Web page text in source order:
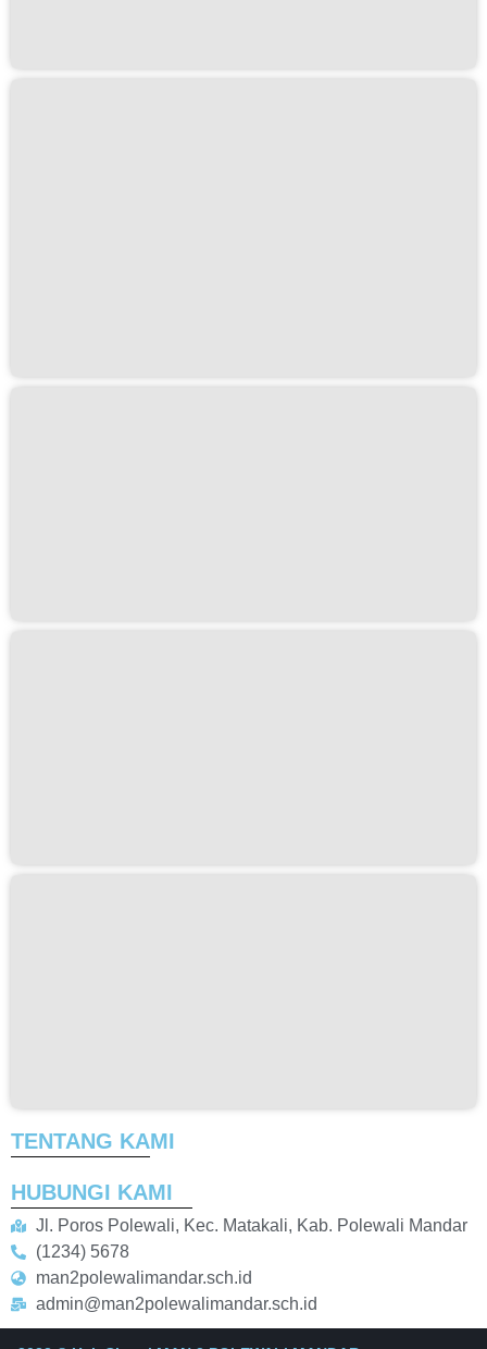
TENTANG KAMI
HUBUNGI KAMI
Jl. Poros Polewali, Kec. Matakali, Kab. Polewali Mandar
(1234) 5678
man2polewalimandar.sch.id
admin@man2polewalimandar.sch.id